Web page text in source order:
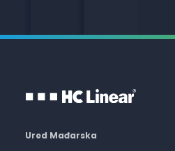
Ured Mađarska